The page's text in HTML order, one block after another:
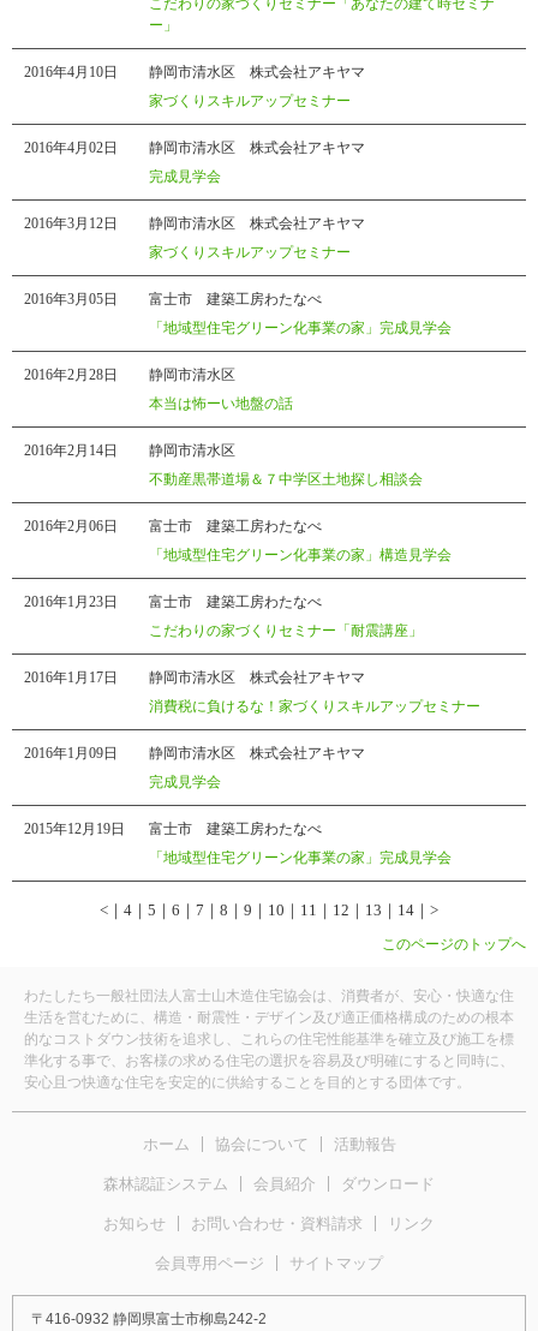
こだわりの家づくりセミナー「あなたの建て時セミナ
ー」
2016年4月10日
静岡市清水区 株式会社アキヤマ
家づくりスキルアップセミナー
2016年4月02日
静岡市清水区 株式会社アキヤマ
完成見学会
2016年3月12日
静岡市清水区 株式会社アキヤマ
家づくりスキルアップセミナー
2016年3月05日
富士市 建築工房わたなべ
「地域型住宅グリーン化事業の家」完成見学会
2016年2月28日
静岡市清水区
本当は怖ーい地盤の話
2016年2月14日
静岡市清水区
不動産黒帯道場＆７中学区土地探し相談会
2016年2月06日
富士市 建築工房わたなべ
「地域型住宅グリーン化事業の家」構造見学会
2016年1月23日
富士市 建築工房わたなべ
こだわりの家づくりセミナー「耐震講座」
2016年1月17日
静岡市清水区 株式会社アキヤマ
消費税に負けるな！家づくりスキルアップセミナー
2016年1月09日
静岡市清水区 株式会社アキヤマ
完成見学会
2015年12月19日
富士市 建築工房わたなべ
「地域型住宅グリーン化事業の家」完成見学会
< ｜ 4 ｜ 5 ｜ 6 ｜ 7 ｜ 8 ｜9｜ 10 ｜ 11 ｜ 12 ｜ 13 ｜ 14 ｜ >
このページのトップへ
わたしたち一般社団法人富士山木造住宅協会は、消費者が、安心・快適な住
生活を営むために、構造・耐震性・デザイン及び適正価格構成のための根本
的なコストダウン技術を追求し、これらの住宅性能基準を確立及び施工を標
準化する事で、お客様の求める住宅の選択を容易及び明確にすると同時に、
安心且つ快適な住宅を安定的に供給することを目的とする団体です。
ホーム 協会について 活動報告
森林認証システム 会員紹介 ダウンロード
お知らせ お問い合わせ・資料請求 リンク
会員専用ページ サイトマップ
〒416-0932 静岡県富士市柳島242-2